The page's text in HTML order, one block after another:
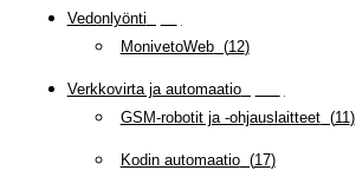
Vedonlyönti
MonivetoWeb(12)
Verkkovirta ja automaatio(
GSM-robotit ja -ohjauslaitteet(11)
Kodin automaatio(17)